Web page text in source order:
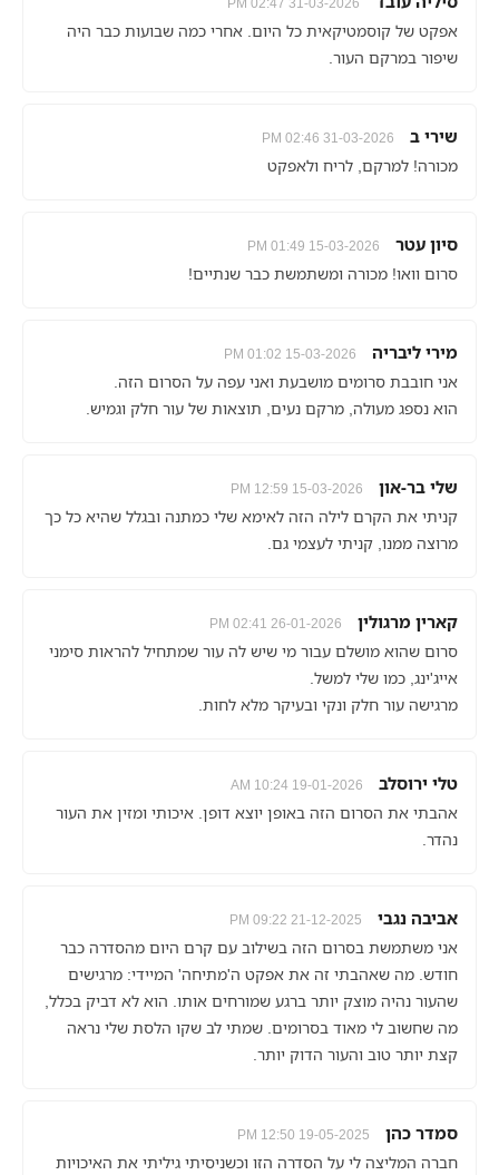
אפקט של קוסמטיקאית כל היום. אחרי כמה שבועות כבר היה
שיפור במרקם העור.
שירי ב 31-03-2026 02:46 PM
מכורה! למרקם, לריח ולאפקט
סיון עטר 15-03-2026 01:49 PM
סרום וואו! מכורה ומשתמשת כבר שנתיים!
מירי ליבריה 15-03-2026 01:02 PM
אני חובבת סרומים מושבעת ואני עפה על הסרום הזה.
הוא נספג מעולה, מרקם נעים, תוצאות של עור חלק וגמיש.
שלי בר-און 15-03-2026 12:59 PM
קניתי את הקרם לילה הזה לאימא שלי כמתנה ובגלל שהיא כל כך
מרוצה ממנו, קניתי לעצמי גם.
קארין מרגולין 26-01-2026 02:41 PM
סרום שהוא מושלם עבור מי שיש לה עור שמתחיל להראות סימני
אייג'ינג, כמו שלי למשל.
מרגישה עור חלק ונקי ובעיקר מלא לחות.
טלי ירוסלב 19-01-2026 10:24 AM
אהבתי את הסרום הזה באופן יוצא דופן. איכותי ומזין את העור
נהדר.
אביבה נגבי 21-12-2025 09:22 PM
אני משתמשת בסרום הזה בשילוב עם קרם היום מהסדרה כבר
חודש. מה שאהבתי זה את אפקט ה'מתיחה' המיידי: מרגישים
שהעור נהיה מוצק יותר ברגע שמורחים אותו. הוא לא דביק בכלל,
מה שחשוב לי מאוד בסרומים. שמתי לב שקו הלסת שלי נראה
קצת יותר טוב והעור הדוק יותר.
סמדר כהן 19-05-2025 12:50 PM
חברה המליצה לי על הסדרה הזו וכשניסיתי גיליתי את האיכויות